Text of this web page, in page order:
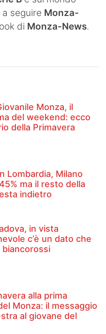
seguire Monza-
di Monza-News.
Monza, il
del weekend: ecco
della Primavera
Lombardia, Milano
ma il resto della
indietro
in vista
c’è un dato che
biancorossi
alla prima
Monza: il messaggio
al giovane del